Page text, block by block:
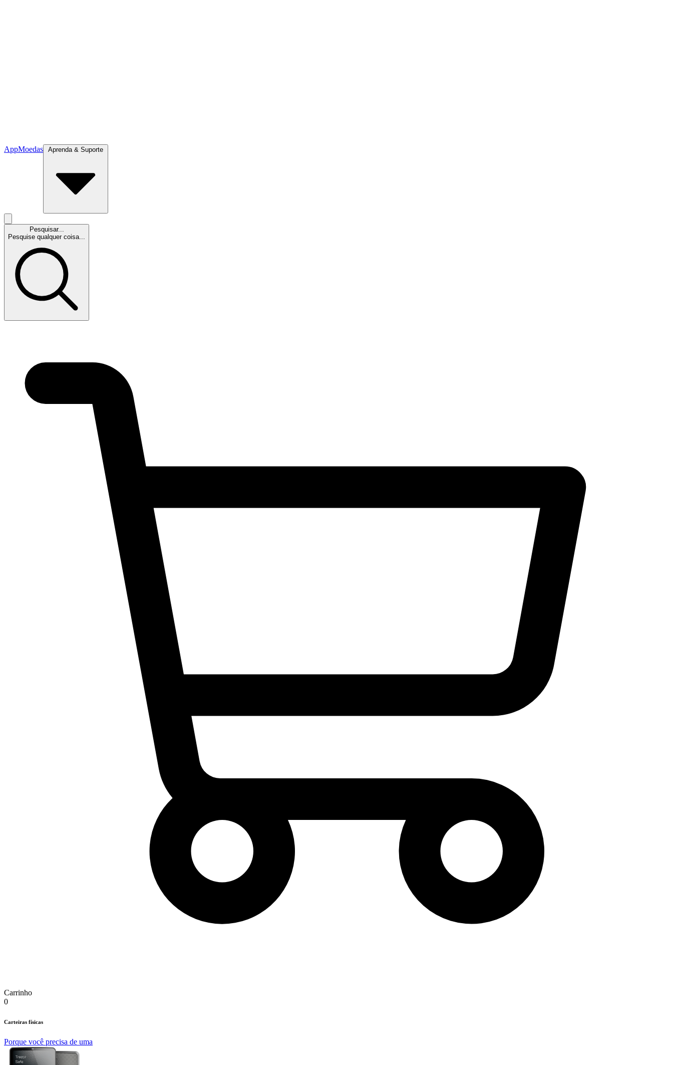
AppMoedas Aprenda & Suporte
Pesquisar...
Pesquise qualquer coisa...
Carrinho
0
Carteiras físicas
Porque você precisa de uma